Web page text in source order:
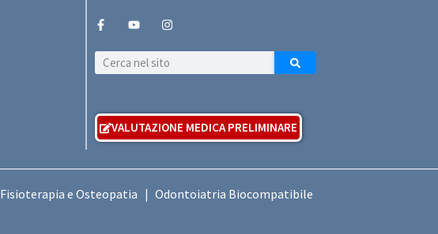
VALUTAZIONE MEDICA PRELIMINARE
Fisioterapia e Osteopatia Odontoiatria Biocompatibile